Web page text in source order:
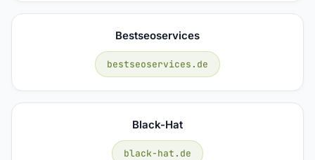
Bestseoservices
bestseoservices.de
Black-Hat
black-hat.de